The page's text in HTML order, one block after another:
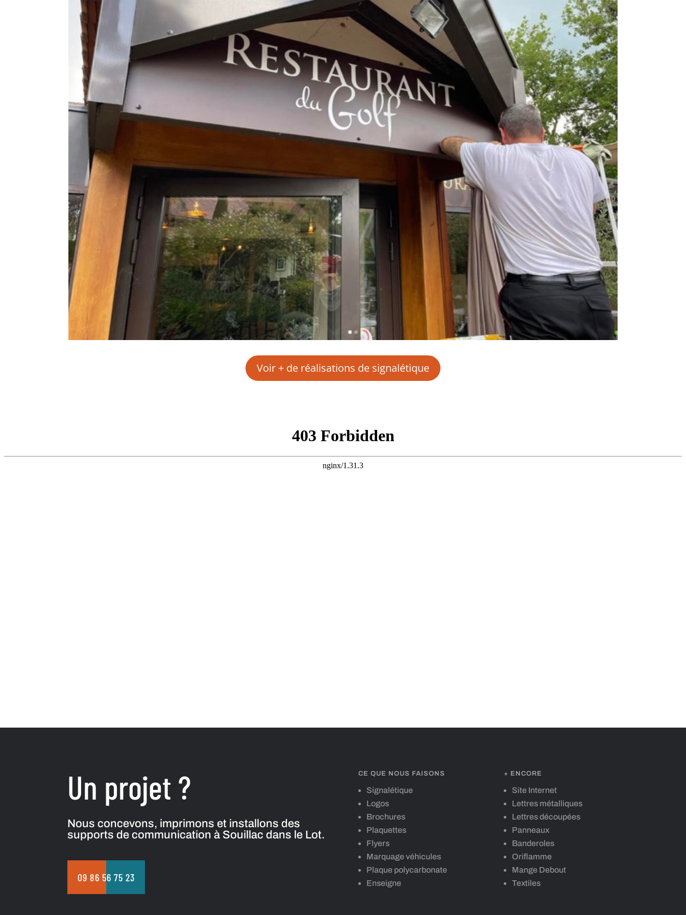
Voir + de réalisations de signalétique
Un projet ?
Nous concevons, imprimons et installons des
supports de communication à Souillac dans le Lot.
09 86 56 75 23
CE QUE NOUS FAISONS
Signalétique
Logos
Brochures
Plaquettes
Flyers
Marquage véhicules
Plaque polycarbonate
Enseigne
+ ENCORE
Site Internet
Lettres métalliques
Lettres découpées
Panneaux
Banderoles
Oriflamme
Mange Debout
Textiles